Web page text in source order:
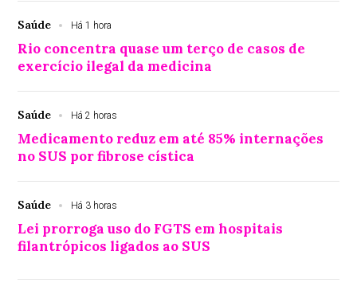
Saúde Há 1 hora
Rio concentra quase um terço de casos de
exercício ilegal da medicina
Saúde Há 2 horas
Medicamento reduz em até 85% internações
no SUS por fibrose cística
Saúde Há 3 horas
Lei prorroga uso do FGTS em hospitais
filantrópicos ligados ao SUS